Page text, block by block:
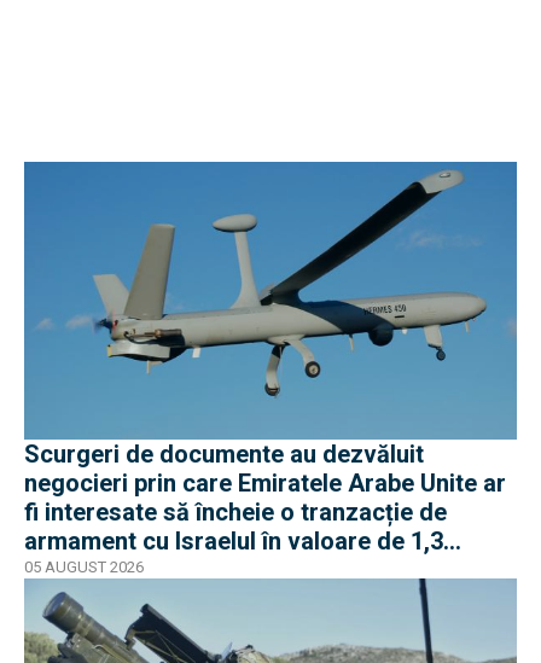
Scurgeri de documente au dezvăluit
negocieri prin care Emiratele Arabe Unite ar
fi interesate să încheie o tranzacție de
armament cu Israelul în valoare de 1,3
miliarde de dolari
05 AUGUST 2026